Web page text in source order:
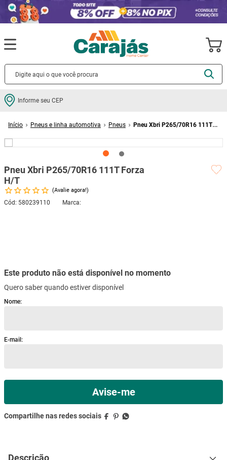
Informe seu CEP
Pneus e linha automotiva Pneus
Pneu Xbri P265/70R16 111T
Pneu Xbri P265/70R16 111T Forza
H/T
Avalie agora!
Cód: 580239110
Este produto não está disponível no momento
Quero saber quando estiver disponível
Descrição
Termos mais buscados
2º porcelanato
5º
6º vaso sanitário